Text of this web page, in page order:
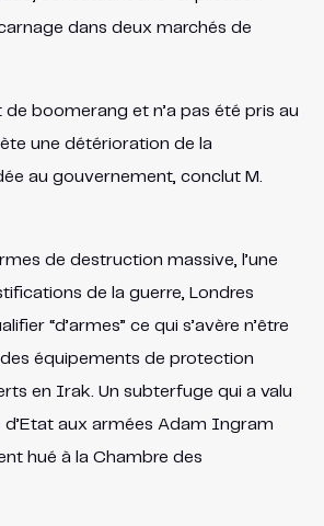
dans deux marchés de
de boomerang et n’a pas été pris au
une détérioration de la
au gouvernement, conclut M.
de destruction massive, l’une
de la guerre, Londres
“d’armes” ce qui s’avère n’être
équipements de protection
en Irak. Un subterfuge qui a valu
d’Etat aux armées Adam Ingram
hué à la Chambre des